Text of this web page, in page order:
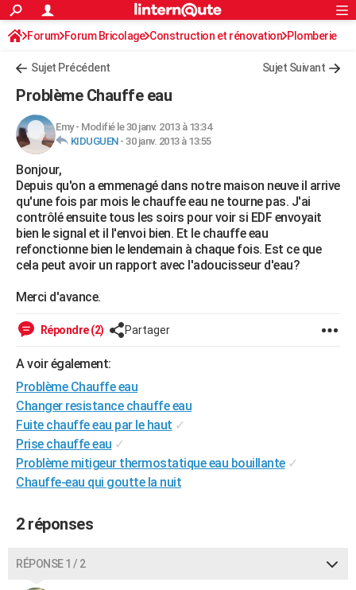
ACTUALITÉS
Politique
Société
Faits Divers
Education
Monde
Villes
+
FINANCE
Retraite
Impôts
Epargne
Immobilier
Risques naturels par ville
Banque
Assurance
Crédit
AUTO
Essais
Réserver un essai
Citadines
Berlines
SUV
Forum auto
+HIGH-TECH
Mobiles
Meilleur smartphone
Internet
Ordinateurs
Jeux vidéo
Guide high-tech
+BRICOLAGE
Forum
Aménagement intérieur
Extérieur
Cuisine
Salle de bains
Jardinage
Rangement
WEEK-END
Guides de France
Escapades
Patrimoine
Expositions
Musées
Week-end nature
Alimentation
Guide de la santé
Maladies
Médicaments
Sommeil
Destinations
City break
Voyage nature
Voyage de noces
Forum
Climat
+
GUIDES D'ACHAT
BONS PLANS
CARTE DE VOEUX
Dictionnaire
Biographies
Citations
Expressions
Proverbes
PROGRAMME TV
COPAINS D'AVANT
Rechercher
S'inscrire
Connexion
Forum Forum Bricolage Construction et rénovation Plomberie
Sujet Précédent Sujet Suivant
Problème Chauffe eau
Emy- Modifié le 30 janv. 2013 à 13:34
KIDUGUEN- 30 janv. 2013 à 13:55
Bonjour,
Depuis qu'on a emmenagé dans notre maison neuve il arrive
qu'une fois par mois le chauffe eau ne tourne pas. J'ai
contrôlé ensuite tous les soirs pour voir si EDF envoyait
bien le signal et il l'envoi bien. Et le chauffe eau
refonctionne bien le lendemain à chaque fois. Est ce que
cela peut avoir un rapport avec l'adoucisseur d'eau?
Merci d'avance.
Répondre (2) Partager
A voir également:
Problème Chauffe eau
Changer resistance chauffe eau
Fuite chauffe eau par le haut ✓
Prise chauffe eau ✓
Problème mitigeur thermostatique eau bouillante ✓
Chauffe-eau qui goutte la nuit
2 réponses
RÉPONSE 1 / 2